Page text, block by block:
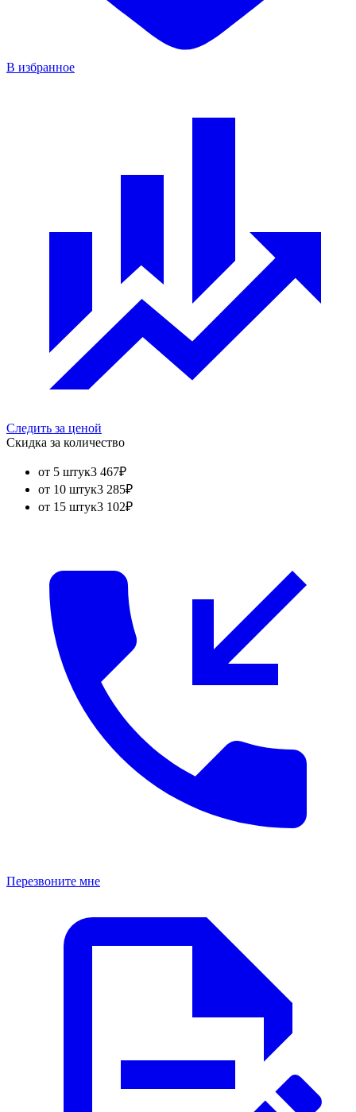
В избранное
Следить за ценой
Скидка за количество
от 5 штук3 467₽
от 10 штук3 285₽
от 15 штук3 102₽
Перезвоните мне